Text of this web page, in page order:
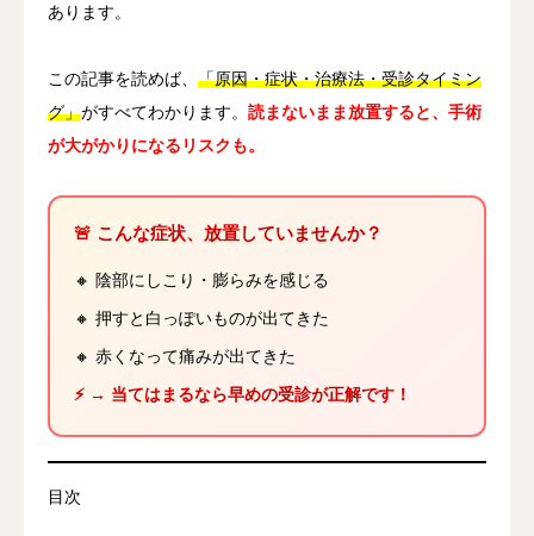
あります。
この記事を読めば、 「原因・症状・治療法・受診タイミン
グ」がすべてわかります。 読まないまま放置すると、手術
が大がかりになるリスクも。
🚨 こんな症状、放置していませんか？
🔸 陰部にしこり・膨らみを感じる
🔸 押すと白っぽいものが出てきた
🔸 赤くなって痛みが出てきた
⚡ → 当てはまるなら早めの受診が正解です！
目次